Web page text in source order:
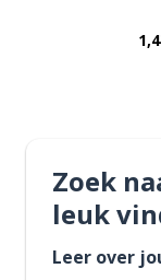
Zoek
leuk
Leer over